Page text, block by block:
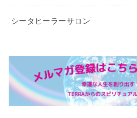
シータヒーラーサロン